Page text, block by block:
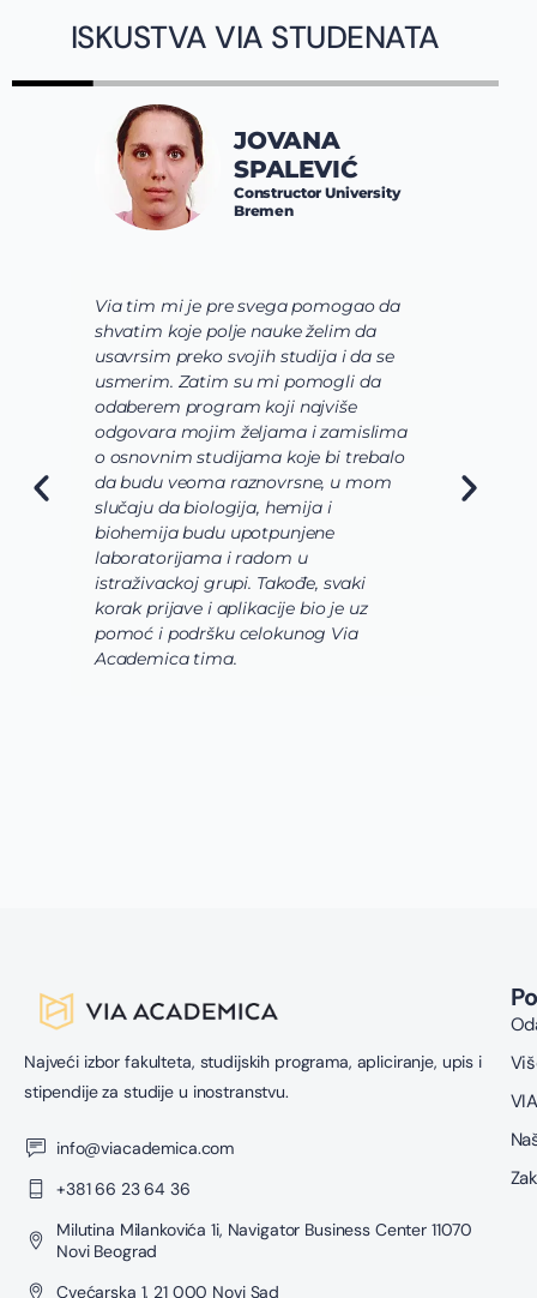
ISKUSTVA VIA STUDENATA
Via tim mi je pre svega pomogao da
shvatim koje polje nauke želim da
usavrsim preko svojih studija i da se
usmerim. Zatim su mi pomogli da
odaberem program koji najviše
odgovara mojim željama i zamislima
o osnovnim studijama koje bi trebalo
da budu veoma raznovrsne, u mom
slučaju da biologija, hemija i
biohemija budu upotpunjene
laboratorijama i radom u
istraživackoj grupi. Takođe, svaki
korak prijave i aplikacije bio je uz
pomoć i podršku celokunog Via
Academica tima.
JOVANA
SPALEVIĆ
Constructor University
Bremen
Najveći izbor fakulteta, studijskih programa, apliciranje, upis i
stipendije za studije u inostranstvu.
info@viacademica.com
+381 66 23 64 36
Milutina Milankovića 1i, Navigator Business Center 11070
Novi Beograd
Cvećarska 1, 21 000 Novi Sad